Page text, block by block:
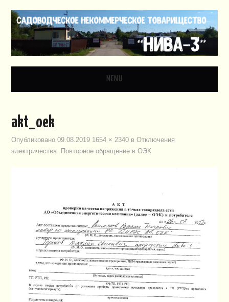
MENU
НОВОСТИ
ВИДЕО
ПЛАН СНТ
КОНТАКТЫ
СЛУЖБЫ
akt_oek
Опубликовано09.08.2019 1654 × 2340 вОтключения
электричества. Повторное обращение в ОЭК